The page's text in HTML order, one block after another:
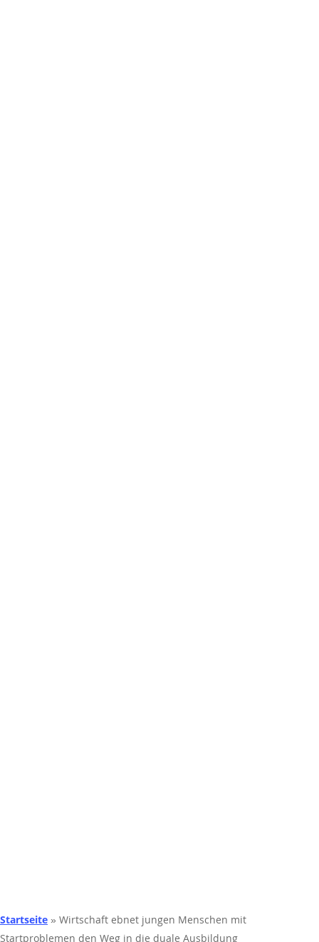
Startseite » Wirtschaft ebnet jungen Menschen mit
Startproblemen den Weg in die duale Ausbildung